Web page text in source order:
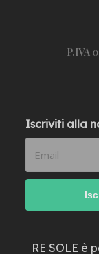
P.IVA
Iscriviti alla
RE SOLE è